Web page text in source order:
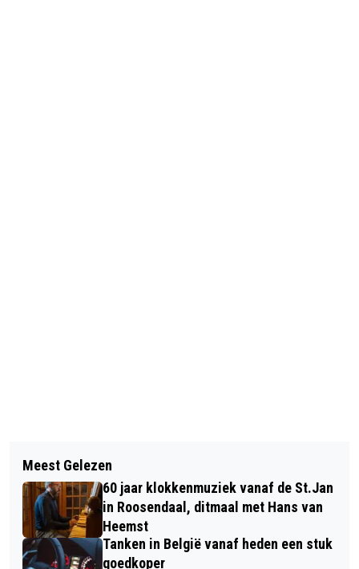
PARKINSON CAFE HEERLE:
YOGA4PARKINSON
TWAN BEARDA BESPEELT
ROOSENDAALS CARILLON SINT JAN
Meest Gelezen
60 jaar klokkenmuziek vanaf de St.Jan
in Roosendaal, ditmaal met Hans van
Heemst
Tanken in België vanaf heden een stuk
goedkoper